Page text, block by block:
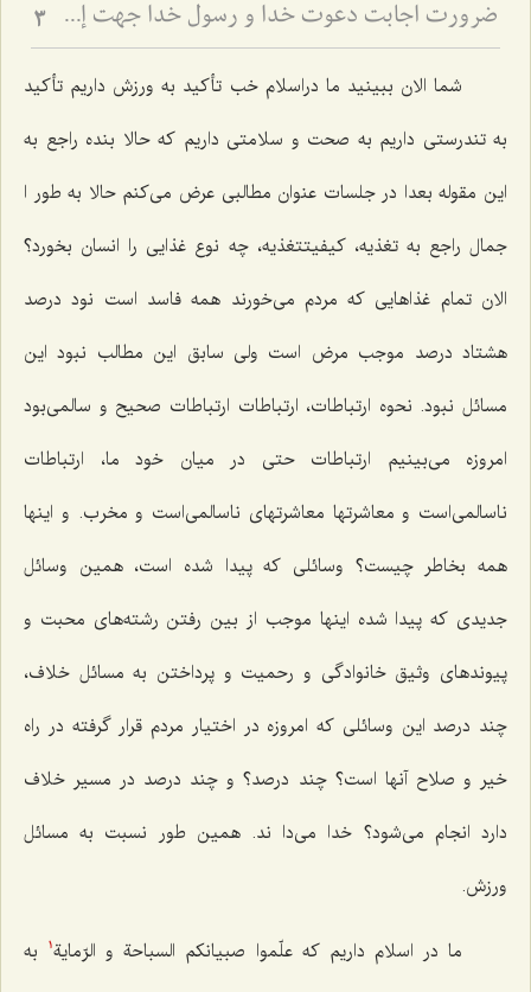
ضرورت اجابت دعوت خدا و رسول خدا جهت إحیاء قلوب 3
شما الان ببینید ما دراسلام خب تأکید به ورزش داریم تأکید
به تندرستی داریم به صحت و سلامتی داریم که حالا بنده راجع به
این مقوله بعدا در جلسات عنوان مطالبی عرض می‌کنم حالا به طور ا
جمال راجع به تغذیه، کیفیتتغذیه، چه نوع غذایی را انسان بخورد؟
الان تمام‌ غذاهایی که مردم می‌خورند همه فاسد است نود درصد
هشتاد درصد موجب مرض است ولی سابق این مطالب نبود این
مسائل نبود. نحوه ارتباطات، ارتباطات ارتباطات صحیح و سالمی‌بود
امروزه می‌بینیم ارتباطات حتی در میان خود ما، ارتباطات
ناسالمی‌است و معاشرتها معاشرتهای ناسالمی‌است و مخرب. و اینها
همه بخاطر چیست؟ وسائلی که پیدا شده است، همین وسائل
جدیدی که پیدا شده اینها موجب از بین رفتن رشته‌های محبت و
پیوندهای وثیق خانوادگی و رحمیت و پرداختن به مسائل خلاف،
چند درصد این وسائلی که امروزه در اختیار مردم قرار گرفته در راه
خیر و صلاح آنها است؟ چند درصد؟ و چند درصد در مسیر خلاف
دارد انجام می‌شود؟ خدا می‌دا ند. همین طور نسبت به مسائل
ورزش.
ما در اسلام داریم که علّموا صبیانکم السباحة و الرّمایة1 به